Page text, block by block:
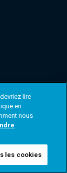
lire
en
nous
les cookies